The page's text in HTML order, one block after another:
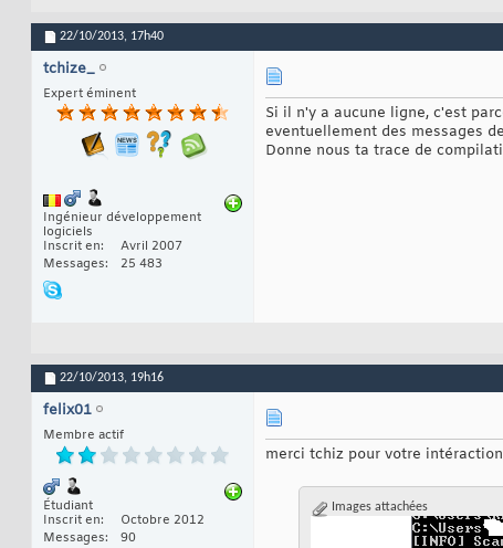
22/10/2013, 17h40
tchize_
Expert éminent
Ingénieur développement
logiciels
Inscrit en
Avril 2007
Messages
25 483
Si il n'y a aucune ligne, c'est
eventuellement des messages
Donne nous ta trace de
22/10/2013, 19h16
felix01
Membre actif
Étudiant
Inscrit en
Octobre 2012
Messages
90
merci tchiz pour votre
Images attachées